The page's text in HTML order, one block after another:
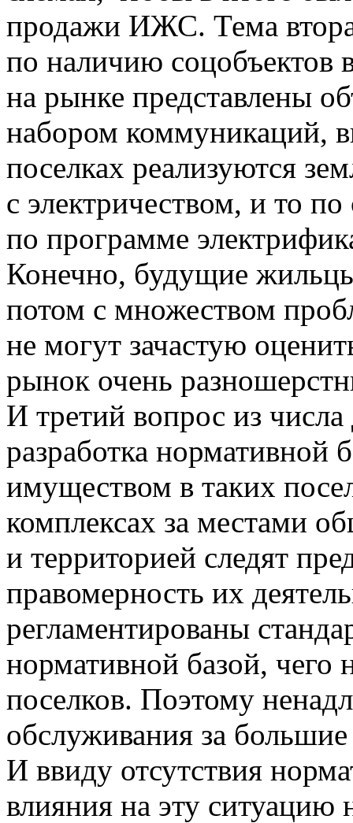
продажи ИЖС. Тема
по наличию соцобъектов
на рынке представлены
набором коммуникаций,
поселках реализуются
с электричеством, и то
по программе
Конечно, будущие
потом с множеством
не могут зачастую
рынок очень
И третий вопрос из
разработка нормативной
имуществом в таких
комплексах за местами
и территорией следят
правомерность их
регламентированы
нормативной базой,
поселков. Поэтому
обслуживания за
И ввиду отсутствия
влияния на эту ситуацию